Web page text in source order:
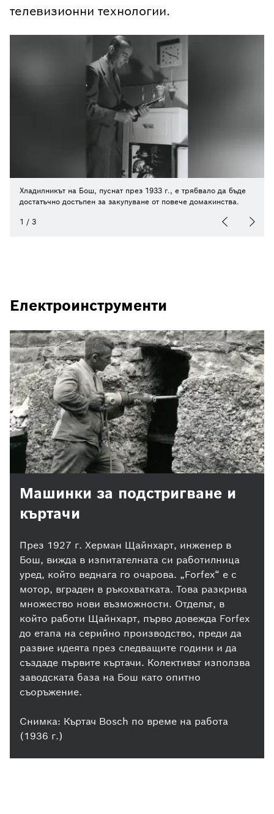
телевизионни технологии.
Хладилникът на Бош, пуснат през 1933 г., е трябвало да бъде
достатъчно достъпен за закупуване от повече домакинства.
1 / 3
Електроинструменти
Машинки за подстригване и
къртачи
През 1927 г. Херман Щайнхарт, инженер в
Бош, вижда в изпитателната си работилница
уред, който веднага го очарова. „Forfex“ е с
мотор, вграден в ръкохватката. Това разкрива
множество нови възможности. Отделът, в
който работи Щайнхарт, първо довежда Forfex
до етапа на серийно производство, преди да
развие идеята през следващите години и да
създаде първите къртачи. Колективът използва
заводската база на Бош като опитно
съоръжение.
Снимка: Къртач Bosch по време на работа
(1936 г.)